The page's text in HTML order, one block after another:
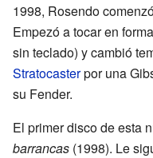
1998, Rosendo
Empezó a tocar en
sin teclado) y cambió
Stratocasterpor una
su Fender.
El primer disco de esta
barrancas (1998). Le